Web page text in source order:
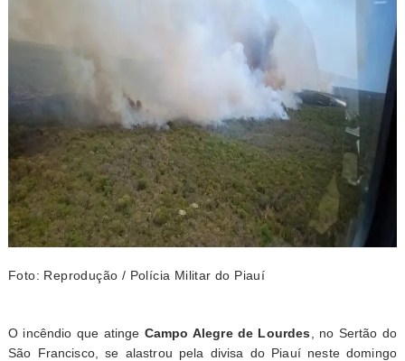
Foto: Reprodução / Polícia Militar do Piauí
O incêndio que atinge Campo Alegre de Lourdes , no Sertão do
São Francisco, se alastrou pela divisa do Piauí neste domingo